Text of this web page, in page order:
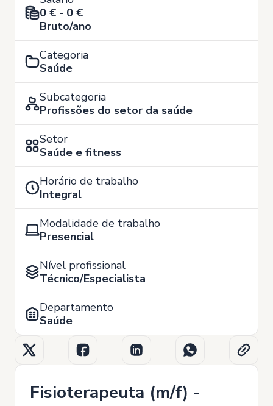
0 € - 0 €
Bruto/ano
Categoria
Saúde
Subcategoria
Profissões do setor da saúde
Setor
Saúde e fitness
Horário de trabalho
Integral
Modalidade de trabalho
Presencial
Nível profissional
Técnico/Especialista
Departamento
Saúde
Fisioterapeuta (m/f) -